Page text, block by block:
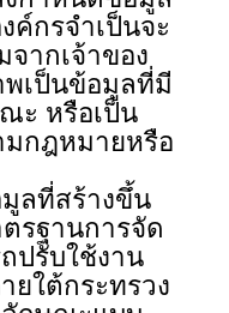
ค์กรจำเป็นจะ
ากเจ้าของ
เป็นข้อมูลที่มี
ะ หรือเป็น
มกฎหมายหรือ
ร้างขึ้น
รฐานการจัด
ปรับใช้งาน
ยใต้กระทรวง